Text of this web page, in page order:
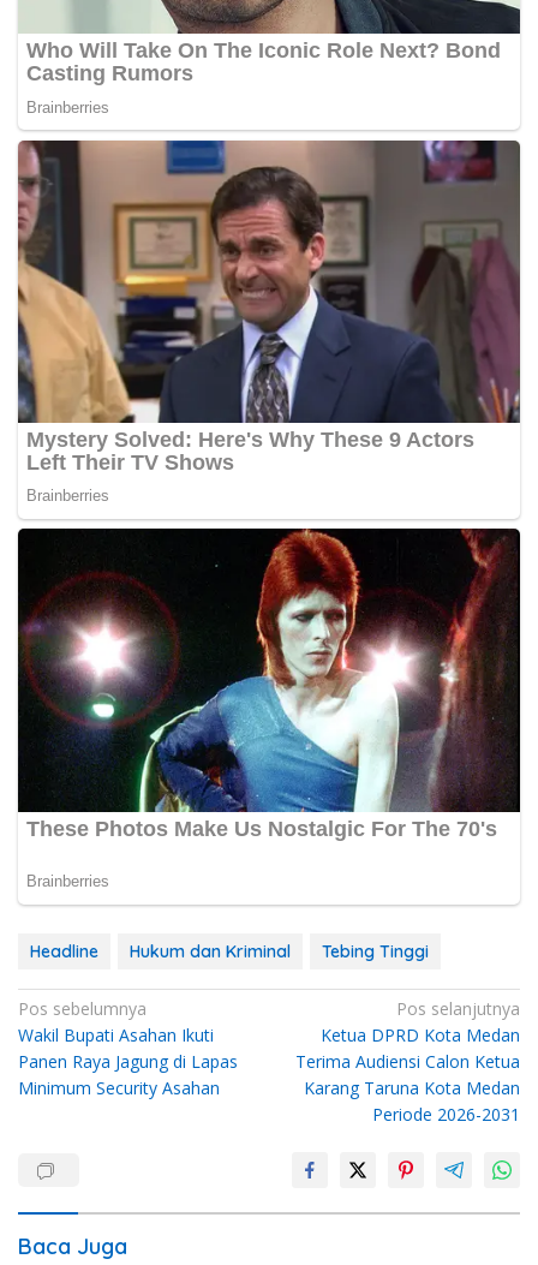
Headline Hukum dan Kriminal Tebing Tinggi
Navigasi
pos
Pos sebelumnya
Wakil Bupati Asahan Ikuti
Panen Raya Jagung di Lapas
Minimum Security Asahan
Pos selanjutnya
Ketua DPRD Kota Medan
Terima Audiensi Calon Ketua
Karang Taruna Kota Medan
Periode 2026-2031
Baca Juga